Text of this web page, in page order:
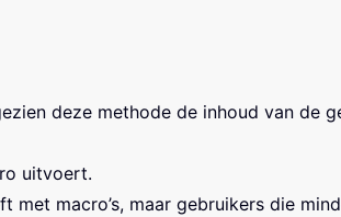
deze methode de inhoud van de
uitvoert.
met macro’s, maar gebruikers die